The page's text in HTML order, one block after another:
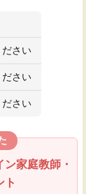
さい
さい
さい
家庭教師・
ト